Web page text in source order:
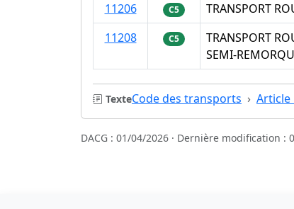
11206
C5
TRANSPORT
11208
C5
TRANSPORT
SEMI-
TexteCode des transports Article
DACG : 01/04/2026 · Dernière modification :